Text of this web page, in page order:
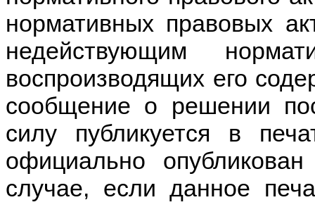
нормативных правовых
недействующим
воспроизводящих его
сообщение о решении
силу публикуется в
официально
случае, если данное